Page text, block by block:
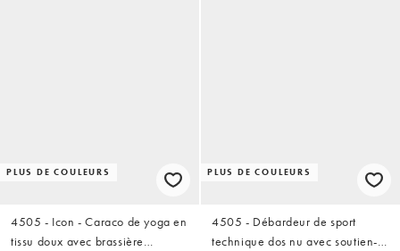
PLUS DE COULEURS
4505 - Icon - Caraco de yoga en
tissu doux avec brassière
PLUS DE COULEURS
4505 - Débardeur de sport
technique dos nu avec soutien-